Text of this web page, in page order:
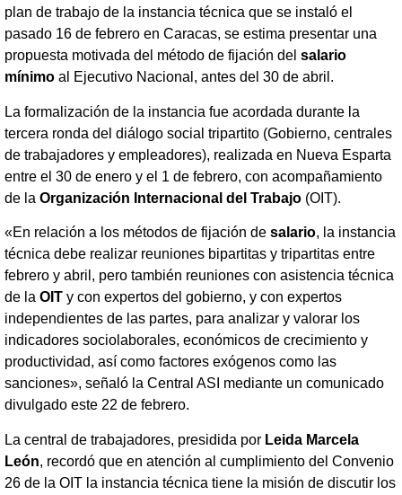
plan de trabajo de la instancia técnica que se instaló el
pasado 16 de febrero en Caracas, se estima presentar una
propuesta motivada del método de fijación del salario
mínimo al Ejecutivo Nacional, antes del 30 de abril.
La formalización de la instancia fue acordada durante la
tercera ronda del diálogo social tripartito (Gobierno, centrales
de trabajadores y empleadores), realizada en Nueva Esparta
entre el 30 de enero y el 1 de febrero, con acompañamiento
de la Organización Internacional del Trabajo (OIT).
«En relación a los métodos de fijación de salario, la instancia
técnica debe realizar reuniones bipartitas y tripartitas entre
febrero y abril, pero también reuniones con asistencia técnica
de la OIT y con expertos del gobierno, y con expertos
independientes de las partes, para analizar y valorar los
indicadores sociolaborales, económicos de crecimiento y
productividad, así como factores exógenos como las
sanciones», señaló la Central ASI mediante un comunicado
divulgado este 22 de febrero.
La central de trabajadores, presidida por Leida Marcela
León, recordó que en atención al cumplimiento del Convenio
26 de la OIT la instancia técnica tiene la misión de discutir los